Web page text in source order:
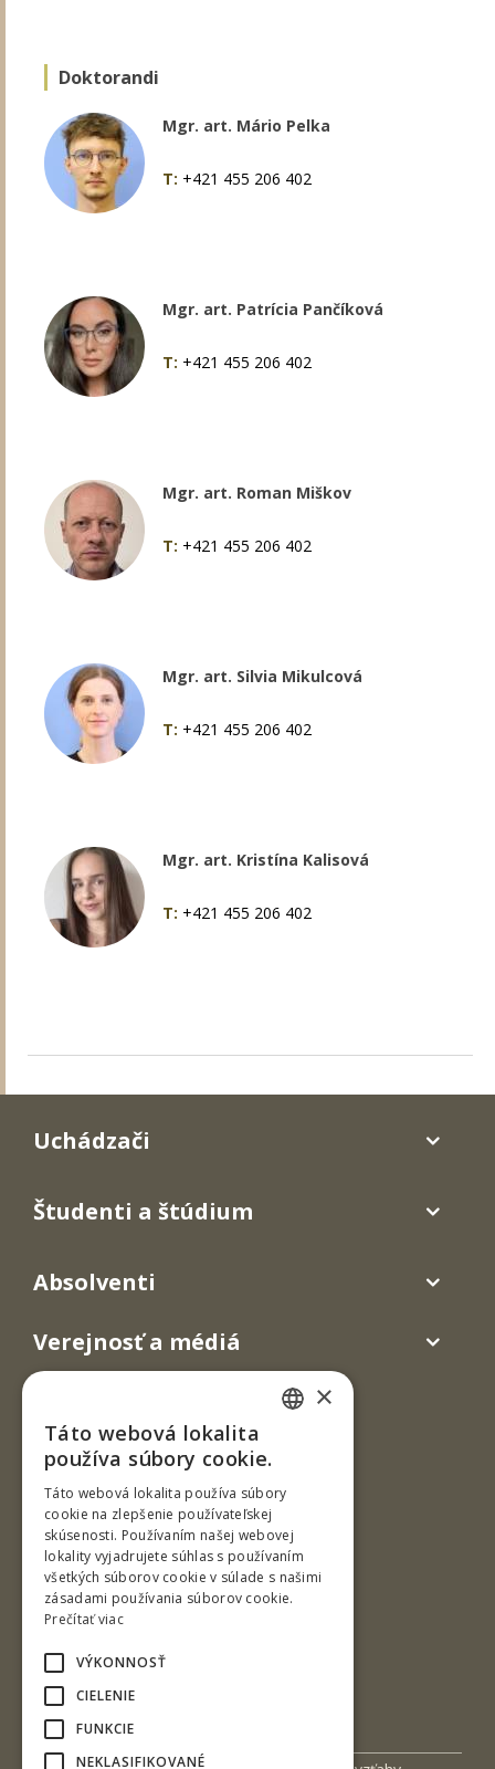
Doktorandi
Mgr. art. Mário Pelka
T: +421 455 206 402
Mgr. art. Patrícia Pančíková
T: +421 455 206 402
Mgr. art. Roman Miškov
T: +421 455 206 402
Mgr. art. Silvia Mikulcová
T: +421 455 206 402
Mgr. art. Kristína Kalisová
T: +421 455 206 402
Ul. T. G. Masaryka 24
960 01 Zvolen
Uchádzači
Študenti a štúdium
Absolventi
Verejnosť a médiá
×
Táto webová lokalita
používa súbory cookie.
Táto webová lokalita používa súbory
cookie na zlepšenie používateľskej
skúsenosti. Používaním našej webovej
lokality vyjadrujete súhlas s používaním
všetkých súborov cookie v súlade s našimi
zásadami používania súborov cookie.
Prečítať viac
VÝKONNOSŤ
CIELENIE
FUNKCIE
NEKLASIFIKOVANÉ